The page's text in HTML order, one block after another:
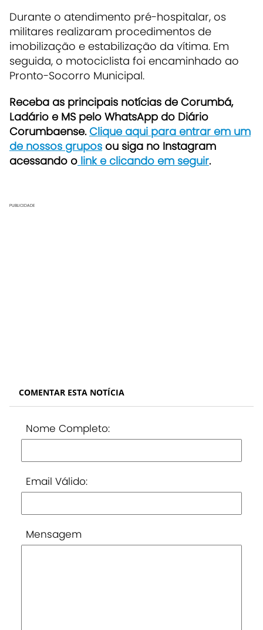
Durante o atendimento pré-hospitalar, os
militares realizaram procedimentos de
imobilização e estabilização da vítima. Em
seguida, o motociclista foi encaminhado ao
Pronto-Socorro Municipal.
Receba as principais notícias de Corumbá,
Ladário e MS pelo WhatsApp do Diário
Corumbaense.Clique aqui para entrar em um
de nossos grupos ou siga no Instagram
acessando o link e clicando em seguir.
PUBLICIDADE
COMENTAR ESTA NOTÍCIA
Nome Completo:
Email Válido:
Mensagem